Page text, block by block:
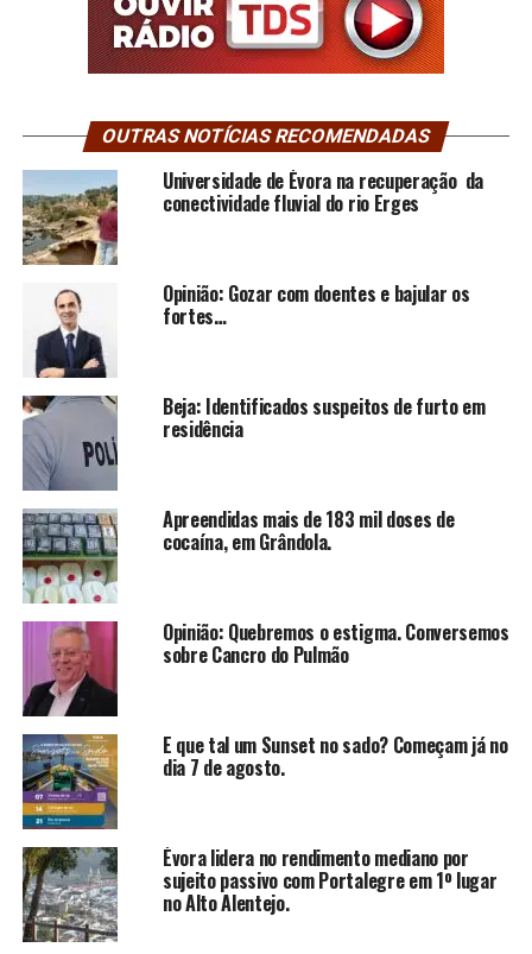
OUTRAS NOTÍCIAS RECOMENDADAS
Universidade de Évora na recuperação da
conectividade fluvial do rio Erges
Opinião: Gozar com doentes e bajular os
fortes…
Beja: Identificados suspeitos de furto em
residência
Apreendidas mais de 183 mil doses de
cocaína, em Grândola.
Opinião: Quebremos o estigma. Conversemos
sobre Cancro do Pulmão
E que tal um Sunset no sado? Começam já no
dia 7 de agosto.
Évora lidera no rendimento mediano por
sujeito passivo com Portalegre em 1º lugar
no Alto Alentejo.